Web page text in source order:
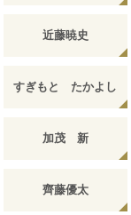
近藤暁史
すぎもと たかよし
加茂 新
齊藤優太